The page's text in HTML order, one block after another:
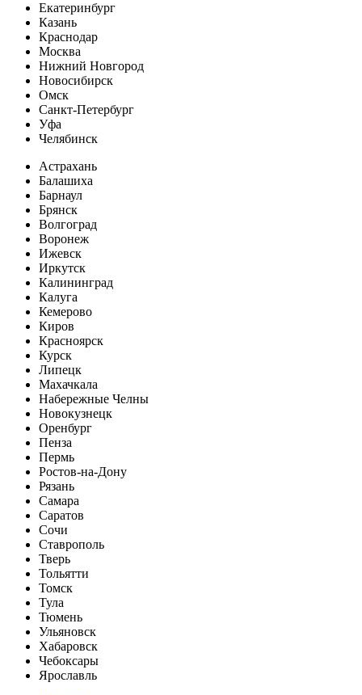
Екатеринбург
Казань
Краснодар
Москва
Нижний Новгород
Новосибирск
Омск
Санкт-Петербург
Уфа
Челябинск
Астрахань
Балашиха
Барнаул
Брянск
Волгоград
Воронеж
Ижевск
Иркутск
Калининград
Калуга
Кемерово
Киров
Красноярск
Курск
Липецк
Махачкала
Набережные Челны
Новокузнецк
Оренбург
Пенза
Пермь
Ростов-на-Дону
Рязань
Самара
Саратов
Сочи
Ставрополь
Тверь
Тольятти
Томск
Тула
Тюмень
Ульяновск
Хабаровск
Чебоксары
Ярославль